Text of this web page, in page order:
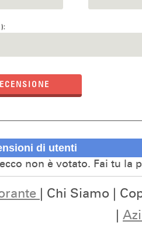
):
di utenti
non è votato. Fai tu la
| Chi Siamo |
|